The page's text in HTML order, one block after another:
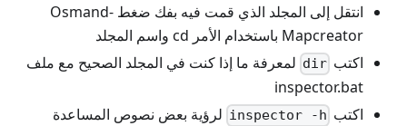
انتقل إلى المجلد الذي قمت فيه بفك ضغط Osmand-
Mapcreator باستخدام الأمر cd واسم المجلد
اكتب dir لمعرفة ما إذا كنت في المجلد الصحيح مع ملف
inspector.bat
اكتب inspector -h لرؤية بعض نصوص المساعدة